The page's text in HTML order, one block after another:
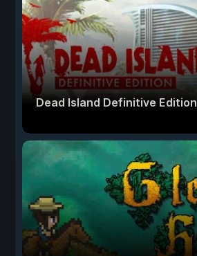
Dead Island Definitive Edition